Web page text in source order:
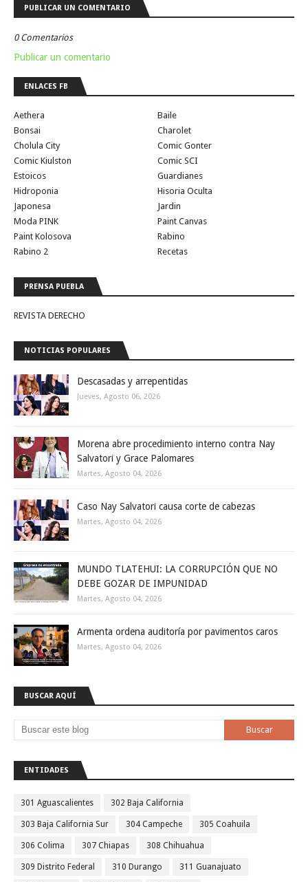
PUBLICAR UN COMENTARIO
0 Comentarios
Publicar un comentario
ENLACES FB
Aethera
Baile
Bonsai
Charolet
Cholula City
Comic Gonter
Comic Kiulston
Comic SCI
Estoicos
Guardianes
Hidroponia
Hisoria Oculta
Japonesa
Jardin
Moda PINK
Paint Canvas
Paint Kolosova
Rabino
Rabino 2
Recetas
PRENSA PUEBLA
REVISTA DERECHO
NOTICIAS POPULARES
Descasadas y arrepentidas
Jueves, Agosto 06, 2026
Morena abre procedimiento interno contra Nay
Salvatori y Grace Palomares
Martes, Agosto 04, 2026
Caso Nay Salvatori causa corte de cabezas
Martes, Agosto 04, 2026
MUNDO TLATEHUI: LA CORRUPCIÓN QUE NO
DEBE GOZAR DE IMPUNIDAD
Martes, Agosto 04, 2026
Armenta ordena auditoría por pavimentos caros
Martes, Agosto 04, 2026
BUSCAR AQUÍ
ENTIDADES
301 Aguascalientes 302 Baja California
303 Baja California Sur 304 Campeche 305 Coahuila
306 Colima 307 Chiapas 308 Chihuahua
309 Distrito Federal 310 Durango 311 Guanajuato